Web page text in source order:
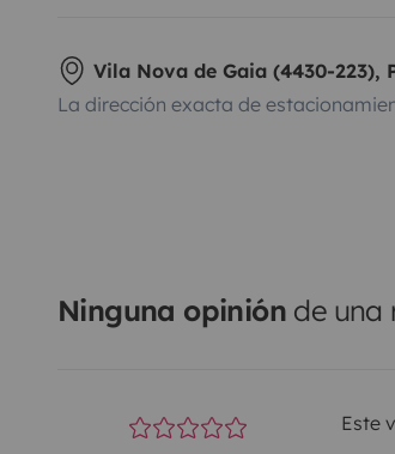
Vila Nova de Gaia (4430-223),
La dirección exacta de
Ninguna opinión de una
Este